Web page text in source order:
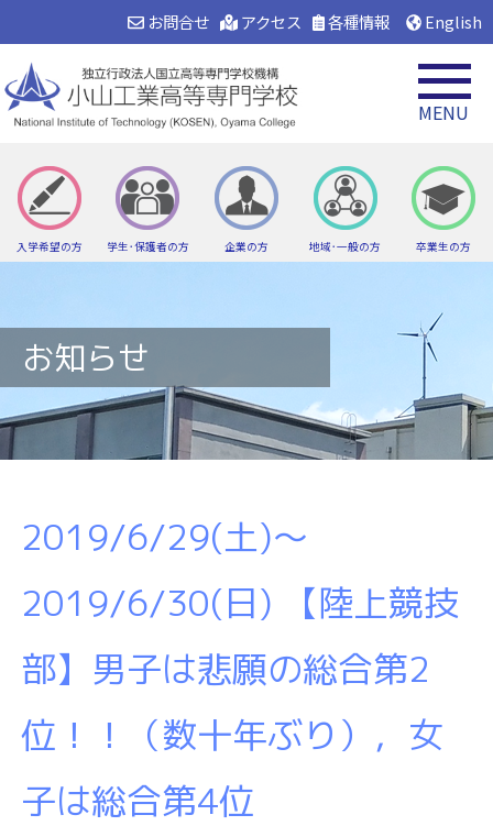
English
各種情報
アクセス
お問合せ
入学希望の方 学生･保護者の方 企業の方 地域･一般の方 卒業生の方
MENU
お知らせ
2019/6/29(土)～
2019/6/30(日) 【陸上競技
部】男子は悲願の総合第2
位！！（数十年ぶり），女
子は総合第4位